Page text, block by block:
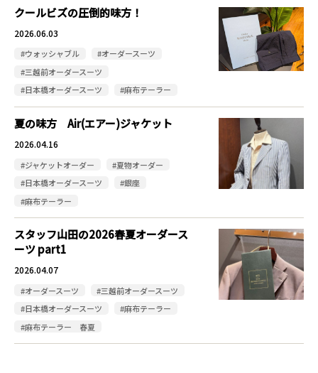
クールビズの圧倒的味方！
2026.06.03
#ウォッシャブル
#オーダースーツ
#三越前オーダースーツ
#日本橋オーダースーツ
#麻布テーラー
夏の味方 Air(エアー)ジャケット
2026.04.16
#ジャケットオーダー
#夏物オーダー
#日本橋オーダースーツ
#銀座
#麻布テーラー
スタッフ山田の2026春夏オーダース
ーツ part1
2026.04.07
#オーダースーツ
#三越前オーダースーツ
#日本橋オーダースーツ
#麻布テーラー
#麻布テーラー 春夏